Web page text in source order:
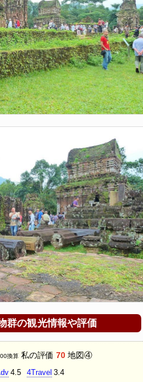
群の観光情報や評価
換算 私の評価 70 地図④
4.5 4Travel 3.4